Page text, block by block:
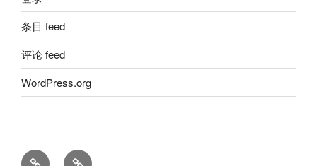
条目 feed
评论 feed
WordPress.org
留 粵